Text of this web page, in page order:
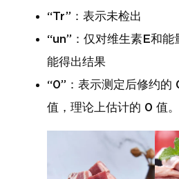
“Tr”：表示未检出
“un”：仅对维生素E和能
能得出结果
“0”：表示测定后修约的
值，理论上估计的 0 值。